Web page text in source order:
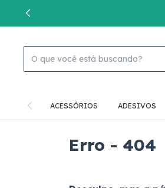
ACESSÓRIOS ADESIVOS
Erro - 404